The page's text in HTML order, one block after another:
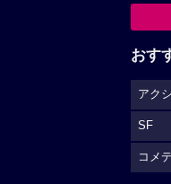
おす
アク
SF
コメ